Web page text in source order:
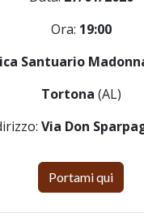
Ora: 19:00
Santuario
Tortona (AL)
Via Don
Portami qui